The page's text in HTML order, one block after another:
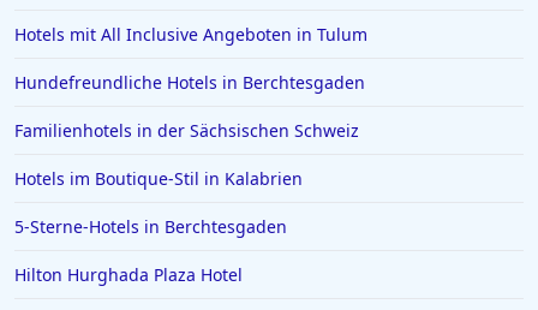
Hotels mit All Inclusive Angeboten in Tulum
Hundefreundliche Hotels in Berchtesgaden
Familienhotels in der Sächsischen Schweiz
Hotels im Boutique-Stil in Kalabrien
5-Sterne-Hotels in Berchtesgaden
Hilton Hurghada Plaza Hotel